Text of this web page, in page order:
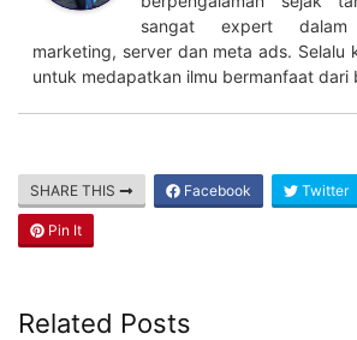
sangat expert
marketing, server dan meta ads. Selalu
untuk medapatkan ilmu bermanfaat dari
SHARE THIS Facebook Twitter
Pin It
Related Posts